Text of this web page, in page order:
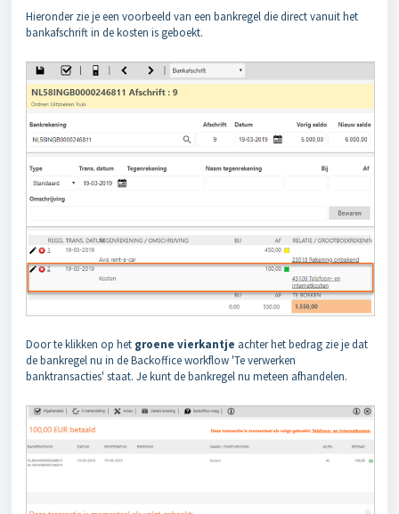
Hieronder zie je een voorbeeld van een bankregel die direct vanuit het
bankafschrift in de kosten is geboekt.
Door te klikken op het groene vierkantje achter het bedrag zie je dat
de bankregel nu in de Backoffice workflow 'Te verwerken
banktransacties' staat. Je kunt de bankregel nu meteen afhandelen.